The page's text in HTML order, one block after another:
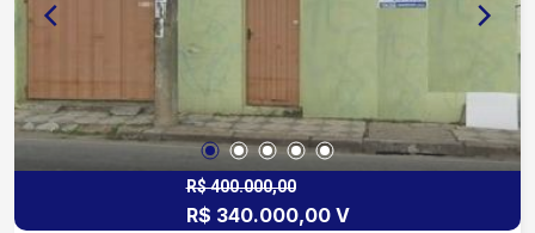
R$ 400.000,00
R$ 340.000,00 V